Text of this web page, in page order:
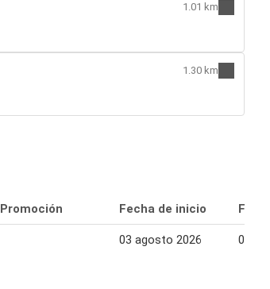
1.01 km
1.30 km
Promoción Fecha de inicio
03 agosto 2026 08